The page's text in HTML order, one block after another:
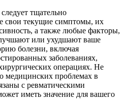
тщательно
свои текущие симптомы, их
а также любые факторы,
или ухудшают ваше
болезни, включая
заболеваниях,
операциях. Не
медицинских проблемах в
с ревматическими
иметь значение для вашего